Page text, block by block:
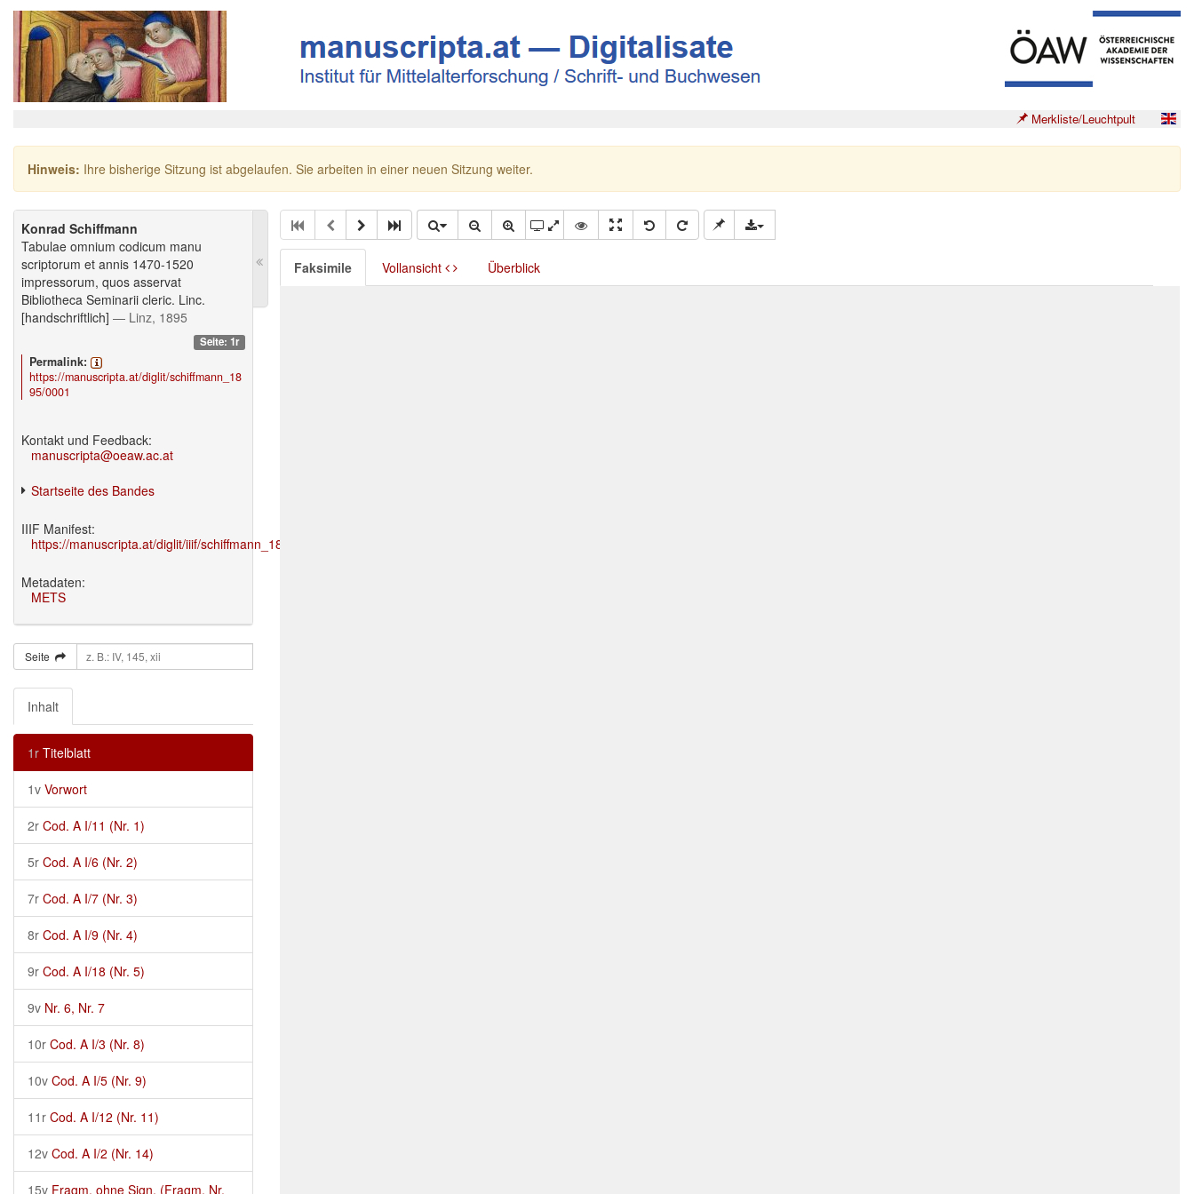
Merkliste/Leuchtpult
Hinweis: Ihre bisherige Sitzung ist abgelaufen. Sie arbeiten in einer neuen Sitzung weiter.
Konrad Schiffmann
Tabulae omnium codicum manu
scriptorum et annis 1470-1520
impressorum, quos asservat
Bibliotheca Seminarii cleric. Linc.
[handschriftlich] — Linz, 1895
Seite: 1r
Permalink:
https://manuscripta.at/diglit/schiffmann_18
95/0001
Kontakt und Feedback:
manuscripta@oeaw.ac.at
Startseite des Bandes
IIIF Manifest:
https://manuscripta.at/diglit/iiif/schiffmann_1895/manifest.json
Metadaten:
METS
Seite
Inhalt
1r Titelblatt
1v Vorwort
2r Cod. A I/11 (Nr. 1)
5r Cod. A I/6 (Nr. 2)
7r Cod. A I/7 (Nr. 3)
8r Cod. A I/9 (Nr. 4)
9r Cod. A I/18 (Nr. 5)
9v Nr. 6, Nr. 7
10r Cod. A I/3 (Nr. 8)
10v Cod. A I/5 (Nr. 9)
11r Cod. A I/12 (Nr. 11)
12v Cod. A I/2 (Nr. 14)
15v Fragm. ohne Sign. (Fragm. Nr.
Faksimile Vollansicht Überblick